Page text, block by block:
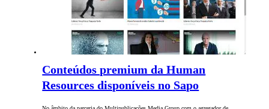
Conteúdos premium da Human
Resources disponíveis no Sapo